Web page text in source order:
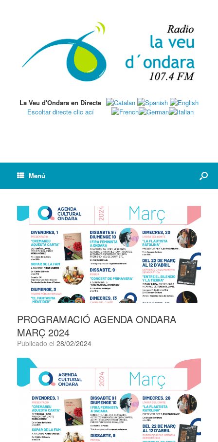
La Veu d'Ondara en Directe
Escoltar directe clic ací
Menú
PROGRAMACIÓ AGENDA ONDARA
MARÇ 2024
Publicado el 28/02/2024